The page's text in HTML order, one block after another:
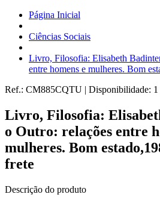
Página Inicial
Ciências Sociais
Livro, Filosofia: Elisabeth
entre homens e mulheres. Bom
Ref.: CM885CQTU | Disponibilidade:
Livro, Filosofia:
o Outro: relações entre
mulheres. Bom
frete
Descrição do produto